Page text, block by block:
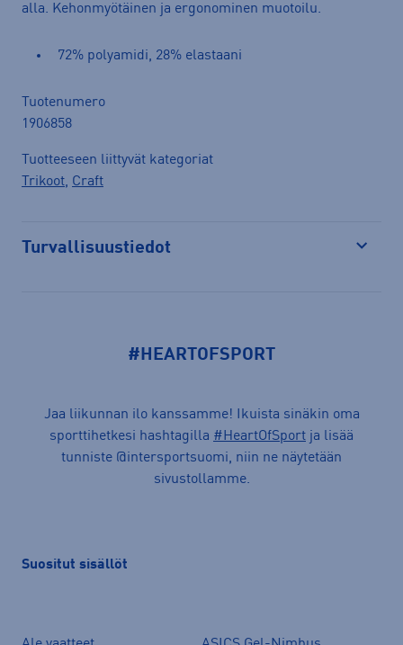
alla. Kehonmyötäinen ja ergonominen muotoilu.
72% polyamidi, 28% elastaani
Tuotenumero
1906858
Tuotteeseen liittyvät kategoriat
Trikoot, Craft
Turvallisuustiedot
#HEARTOFSPORT
Jaa liikunnan ilo kanssamme! Ikuista sinäkin oma
sporttihetkesi hashtagilla #HeartOfSport ja lisää
tunniste @intersportsuomi, niin ne näytetään
sivustollamme.
Suositut sisällöt